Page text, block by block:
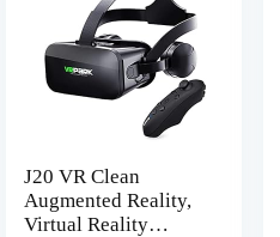
J20 VR Clean
Augmented Reality,
Virtual Reality